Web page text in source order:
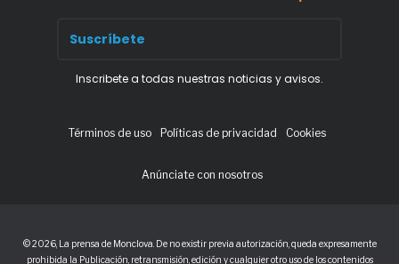
Inscribete a todas nuestras noticias y avisos.
Términos de uso Políticas de privacidad Cookies
Anúnciate con nosotros
© 2026, La prensa de Monclova. De no existir previa autorización, queda expresamente
prohibida la Publicación, retransmisión, edición y cualquier otro uso de los contenidos